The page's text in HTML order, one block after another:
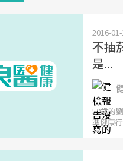
2016-
不抽
是...
50歲的
準健康